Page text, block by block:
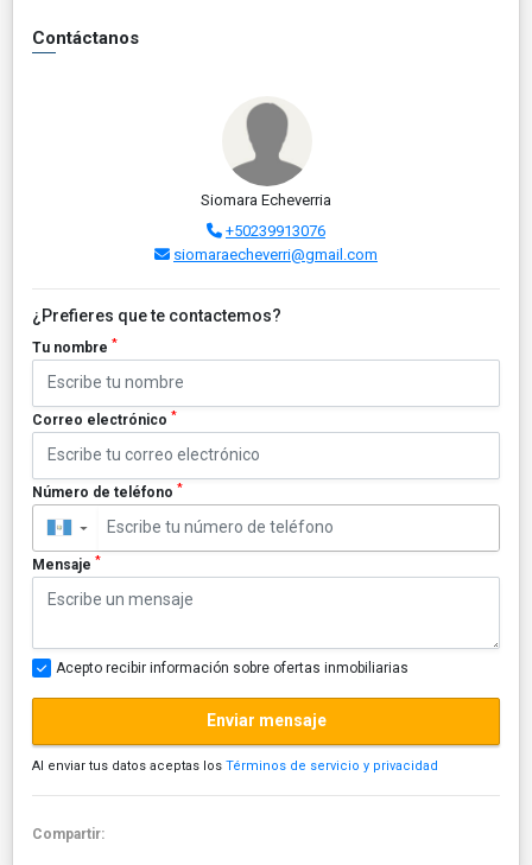
Contáctanos
Siomara Echeverria
+50239913076
siomaraecheverri@gmail.com
¿Prefieres que te contactemos?
Tu nombre *
Correo electrónico *
Número de teléfono *
▼
Mensaje *
Acepto recibir información sobre ofertas inmobiliarias
Enviar mensaje
Al enviar tus datos aceptas los Términos de servicio y privacidad
Compartir: